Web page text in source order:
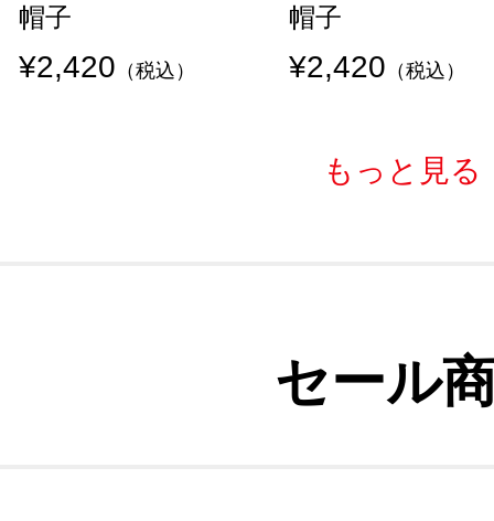
帽子
¥2,420 （税込）
帽子
¥2,420 （税込）
もっと見る
セール